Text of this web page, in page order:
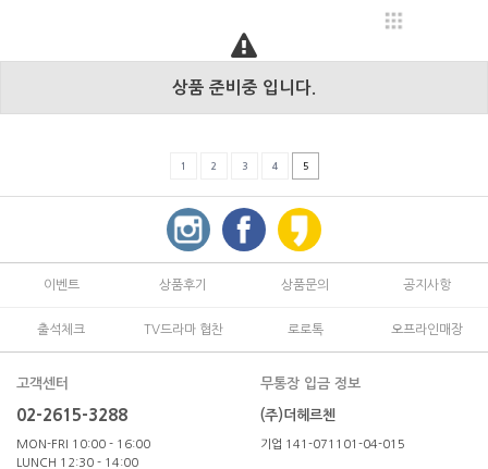
상품 준비중 입니다.
1 2 3 4 5
이벤트 상품후기 상품문의 공지사항
출석체크 TV드라마 협찬 로로톡 오프라인매장
고객센터
02-2615-3288
MON-FRI 10:00 - 16:00
LUNCH 12:30 - 14:00
무통장 입금 정보
(주)더헤르첸
기업 141-071101-04-015